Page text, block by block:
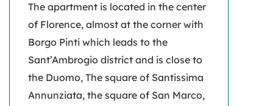
The apartment is located in the center
of Florence, almost at the corner with
Borgo Pinti which leads to the
Sant’Ambrogio district and is close to
the Duomo, The square of Santissima
Annunziata, the square of San Marco,